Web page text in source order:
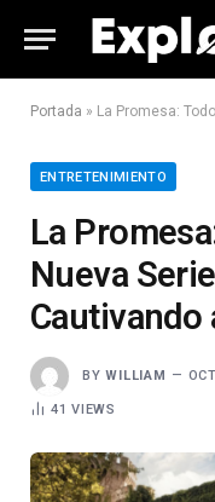
Portada » La Promesa: Todo
ENTRETENIMIENTO
La
Nueva
Cautivando
BY WILLIAM
41VIEWS